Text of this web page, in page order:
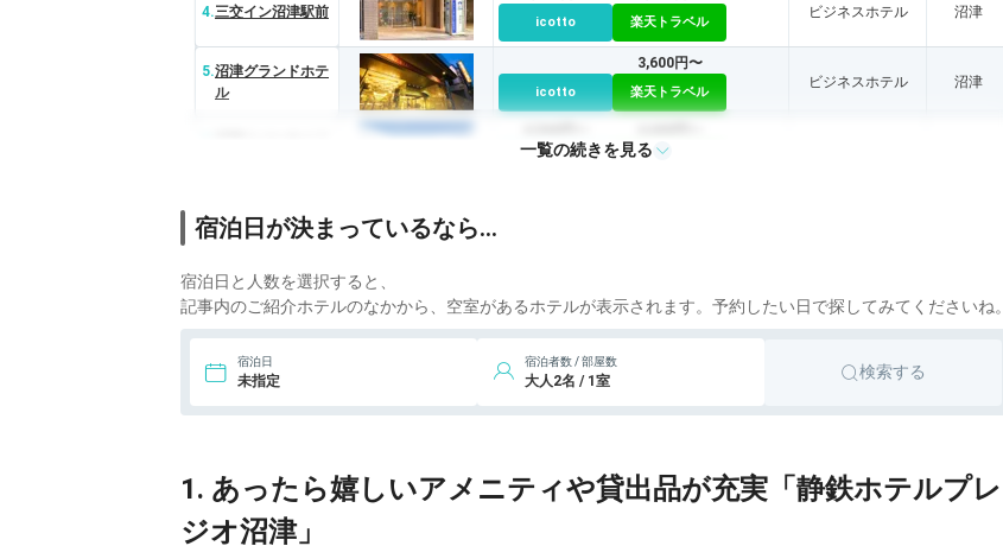
4.三交イン沼津駅前
icotto 楽天トラベル
ビジネスホテル 沼津
5.沼津グランドホテ
ル
icotto
3,600円〜
楽天トラベル
ビジネスホテル 沼津
icotto 楽天トラベル
一覧の続きを見る
宿泊日が決まっているなら…
宿泊日と人数を選択すると、
記事内のご紹介ホテルのなかから、空室があるホテルが表示されます。予約したい日で探してみてくださいね。
宿泊日
未指定
宿泊者数 / 部屋数
大人2名 / 1室 検索する
1. あったら嬉しいアメニティや貸出品が充実「静鉄ホテルプレ
ジオ沼津」